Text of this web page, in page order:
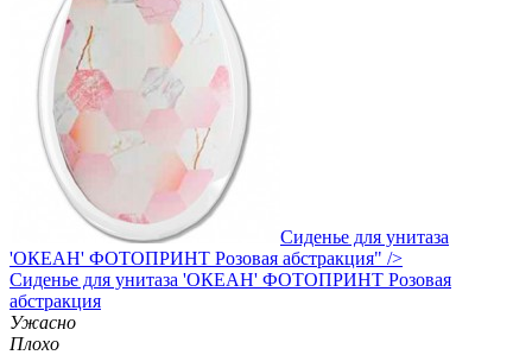
Сиденье для унитаза
'ОКЕАН' ФОТОПРИНТ Розовая абстракция" />
Сиденье для унитаза 'ОКЕАН' ФОТОПРИНТ Розовая
абстракция
Ужасно
Плохо